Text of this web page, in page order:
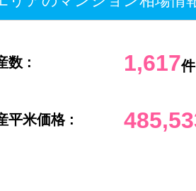
数 : 1,617件
平米価格 :